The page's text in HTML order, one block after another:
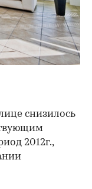
снизилось
2012г.,